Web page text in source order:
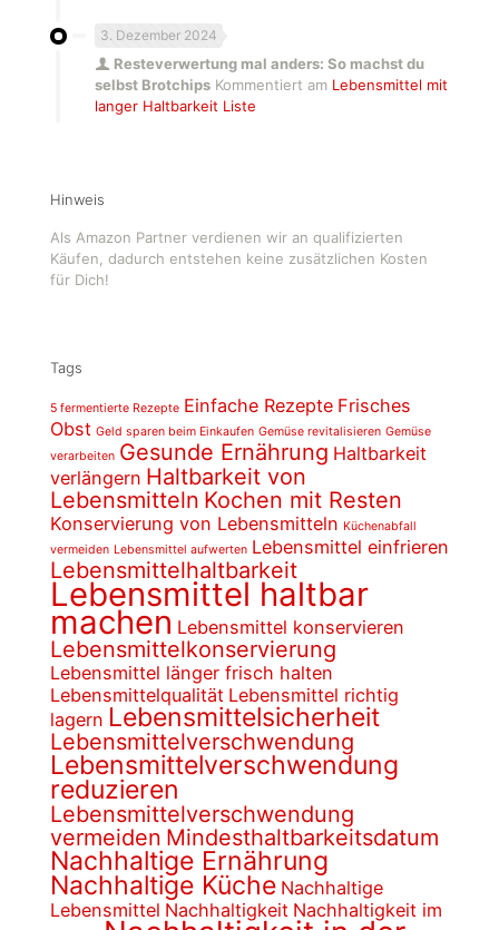
3. Dezember 2024
Resteverwertung mal anders: So machst du
selbst Brotchips Kommentiert am Lebensmittel mit
langer Haltbarkeit Liste
Hinweis
Als Amazon Partner verdienen wir an qualifizierten
Käufen, dadurch entstehen keine zusätzlichen Kosten
für Dich!
Tags
5 fermentierte Rezepte Einfache Rezepte Frisches
Obst Geld sparen beim Einkaufen Gemüse revitalisieren Gemüse
verarbeiten Gesunde Ernährung Haltbarkeit
verlängern Haltbarkeit von
Lebensmitteln Kochen mit Resten
Konservierung von Lebensmitteln Küchenabfall
vermeiden Lebensmittel aufwerten Lebensmittel einfrieren
Lebensmittelhaltbarkeit
Lebensmittel haltbar
machen Lebensmittel konservieren
Lebensmittelkonservierung
Lebensmittel länger frisch halten
Lebensmittelqualität Lebensmittel richtig
lagern Lebensmittelsicherheit
Lebensmittelverschwendung
Lebensmittelverschwendung
reduzieren
Lebensmittelverschwendung
vermeiden Mindesthaltbarkeitsdatum
Nachhaltige Ernährung
Nachhaltige Küche Nachhaltige
Lebensmittel Nachhaltigkeit Nachhaltigkeit im